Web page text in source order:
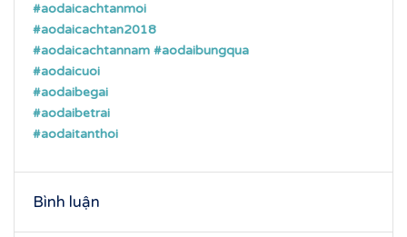
#aodaicachtanmoi
#aodaicachtan2018
#aodaicachtannam #aodaibungqua
#aodaicuoi
#aodaibegai
#aodaibetrai
#aodaitanthoi
Bình luận